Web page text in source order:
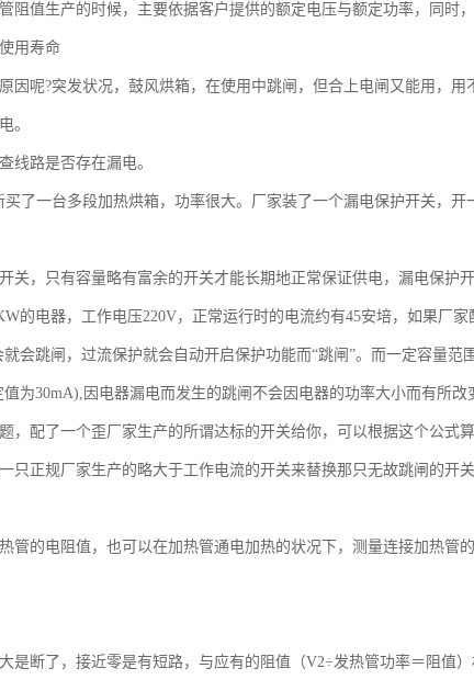
阻值生产的时候，主要依据客户提供的额定电压与额定功率，同时
用寿命
因呢?突发状况，鼓风烘箱，在使用中跳闸，但合上电闸又能用，用
。
线路是否存在漏电。
了一台多段加热烘箱，功率很大。厂家装了一个漏电保护开关，开
关，只有容量略有富余的开关才能长期地正常保证供电，漏电保护
的电器，工作电压220V，正常运行时的电流约有45安培，如果厂
会跳闸，过流保护就会自动开启保护功能而“跳闸”。而一定容量范
为30mA),因电器漏电而发生的跳闸不会因电器的功率大小而有所改
，配了一个歪厂家生产的所谓达标的开关给你，可以根据这个公式
只正规厂家生产的略大于工作电流的开关来替换那只无故跳闸的开
管的电阻值，也可以在加热管通电加热的状况下，测量连接加热管
是断了，接近零是有短路，与应有的阻值（V2÷发热管功率＝阻值）